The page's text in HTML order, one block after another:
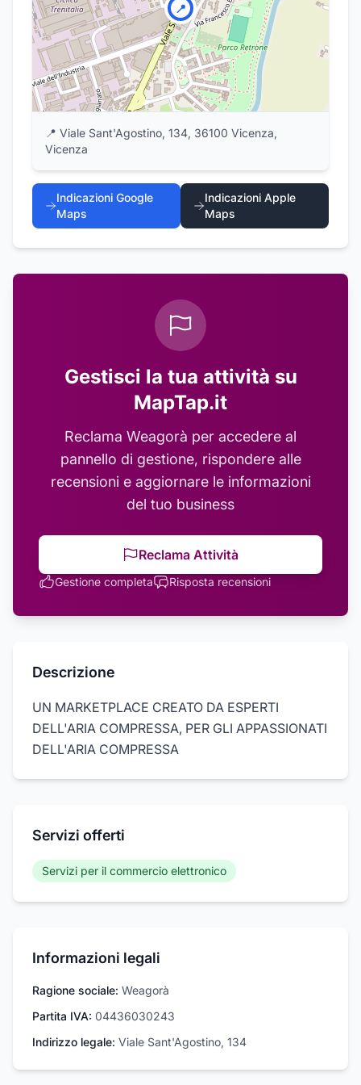
📍
📍 Viale Sant'Agostino, 134, 36100 Vicenza,
Vicenza
Indicazioni Google
Maps
Indicazioni Apple
Maps
Gestisci la tua attività su
MapTap.it
Reclama Weagorà per accedere al
pannello di gestione, rispondere alle
recensioni e aggiornare le informazioni
del tuo business
Reclama Attività
Gestione completa Risposta recensioni
Descrizione
UN MARKETPLACE CREATO DA ESPERTI
DELL'ARIA COMPRESSA, PER GLI APPASSIONATI
DELL'ARIA COMPRESSA
Servizi offerti
Servizi per il commercio elettronico
Informazioni legali
Ragione sociale: Weagorà
Partita IVA: 04436030243
Indirizzo legale: Viale Sant'Agostino, 134